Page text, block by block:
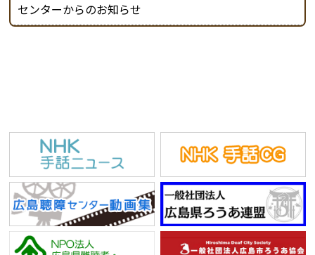
センターからのお知らせ